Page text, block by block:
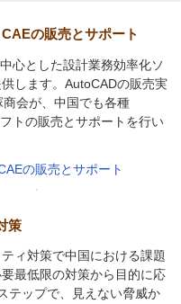
の販売とサポート
心とした設計業務効率化ソ
します。AutoCADの販売実
会が、中国でも各種
トの販売とサポートを行い
の販売とサポート
策
ィ対策で中国における課題
最低限の対策から目的に応
テップで、見えない脅威か